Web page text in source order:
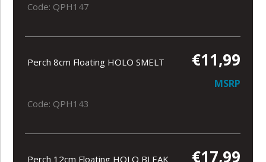
Code: QPH147
Perch 8cm Floating HOLO SMELT €11,99
MSRP
Code: QPH143
Perch 12cm Floating HOLO BLEAK €17,99